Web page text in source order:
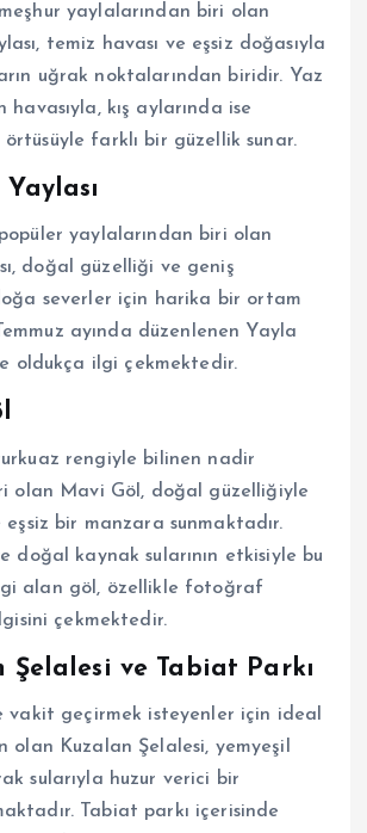
meşhur yaylalarından biri olan
temiz havası ve eşsiz doğasıyla
uğrak noktalarından biridir. Yaz
havasıyla, kış aylarında ise
farklı bir güzellik sunar.
popüler yaylalarından biri olan
doğal güzelliği ve geniş
severler için harika bir ortam
ayında düzenlenen Yayla
oldukça ilgi çekmektedir.
rengiyle bilinen nadir
olan Mavi Göl, doğal güzelliğiyle
bir manzara sunmaktadır.
doğal kaynak sularının etkisiyle bu
alan göl, özellikle fotoğraf
çekmektedir.
Şelalesi ve Tabiat Parkı
vakit geçirmek isteyenler için ideal
olan Kuzalan Şelalesi, yemyeşil
sularıyla huzur verici bir
Tabiat parkı içerisinde